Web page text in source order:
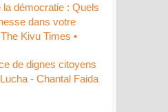
la démocratie : Quels
dans votre
Kivu Times •
de dignes citoyens
- Chantal Faida